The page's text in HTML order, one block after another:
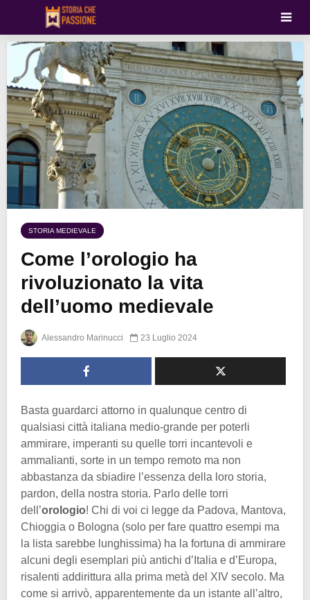
STORIA MEDIEVALE
Come l’orologio ha
rivoluzionato la vita
dell’uomo medievale
Alessandro Marinucci 23 Luglio 2024
Basta guardarci attorno in qualunque centro di
qualsiasi città italiana medio-grande per poterli
ammirare, imperanti su quelle torri incantevoli e
ammalianti, sorte in un tempo remoto ma non
abbastanza da sbiadire l’essenza della loro storia,
pardon, della nostra storia. Parlo delle torri
dell’orologio! Chi di voi ci legge da Padova, Mantova,
Chioggia o Bologna (solo per fare quattro esempi ma
la lista sarebbe lunghissima) ha la fortuna di ammirare
alcuni degli esemplari più antichi d’Italia e d’Europa,
risalenti addirittura alla prima metà del XIV secolo. Ma
come si arrivò, apparentemente da un istante all’altro,